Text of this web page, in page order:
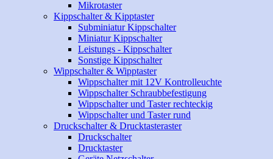
Mikrotaster
Kippschalter & Kipptaster
Subminiatur Kippschalter
Miniatur Kippschalter
Leistungs - Kippschalter
Sonstige Kippschalter
Wippschalter & Wipptaster
Wippschalter mit 12V Kontrolleuchte
Wippschalter Schraubbefestigung
Wippschalter und Taster rechteckig
Wippschalter und Taster rund
Druckschalter & Drucktasteraster
Druckschalter
Drucktaster